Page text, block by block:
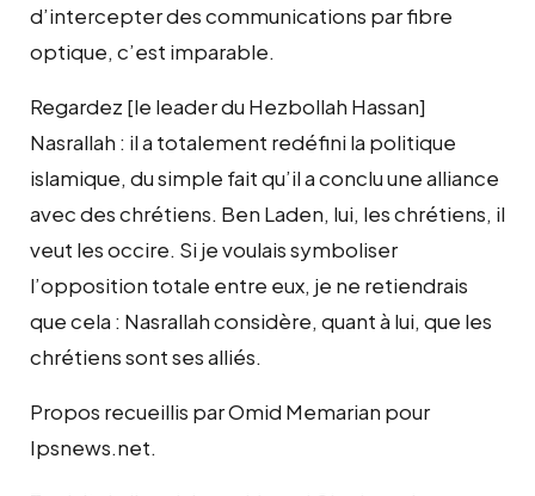
d’intercepter des communications par fibre
optique, c’est imparable.
Regardez [le leader du Hezbollah Hassan]
Nasrallah : il a totalement redéfini la politique
islamique, du simple fait qu’il a conclu une alliance
avec des chrétiens. Ben Laden, lui, les chrétiens, il
veut les occire. Si je voulais symboliser
l’opposition totale entre eux, je ne retiendrais
que cela : Nasrallah considère, quant à lui, que les
chrétiens sont ses alliés.
Propos recueillis par Omid Memarian pour
Ipsnews.net.